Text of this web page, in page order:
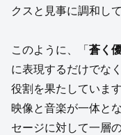
クスと見事に調和し
このように、「 蒼く
に表現するだけでな
役割を果たしています
映像と音楽が一体と
セージに対して一層